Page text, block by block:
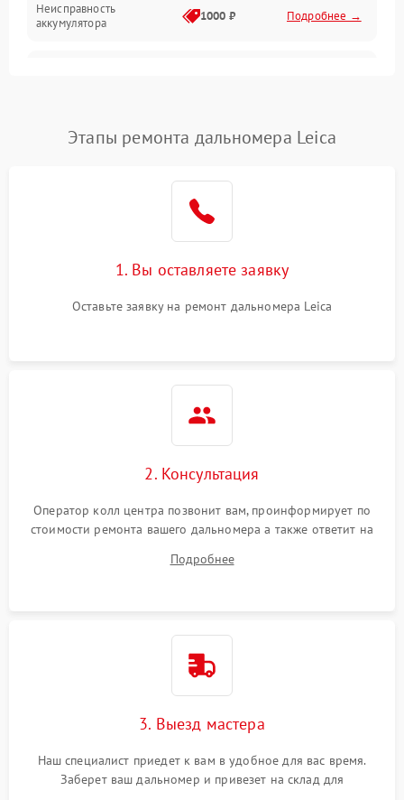
Неисправность
аккумулятора
1000 ₽ Подробнее →
Повреждение проводов Подробнее →
1000 ₽
1000 ₽
Неисправность системы
1000 ₽
Неисправность системы
защиты от замыкания
Подробнее →
1000 ₽
Этапы ремонта дальномера Leica
1. Вы оставляете заявку
Оставьте заявку на ремонт дальномера Leica
2. Консультация
Оператор колл центра позвонит вам, проинформирует по
стоимости ремонта вашего дальномера а также ответит на
Подробнее
3. Выезд мастера
Наш специалист приедет к вам в удобное для вас время.
Заберет ваш дальномер и привезет на склад для